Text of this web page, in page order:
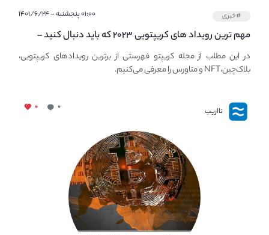
#خبری ۰۱:۰۰ پنجشنبه - ۱۴۰۱/۶/۲۴
مهم ترین رویداد های کریپتویی ۲۰۲۳ که باید دنبال کنید –
معرفی بهترین رویداد های جهانی
در این مطلب از مجله کریپتو فهرستی از برترین رویدادهای کریپتویی،
بلاک‌چین،NFT و متاورس را معرفی می‌کنیم.
نااریب ۰ ۰